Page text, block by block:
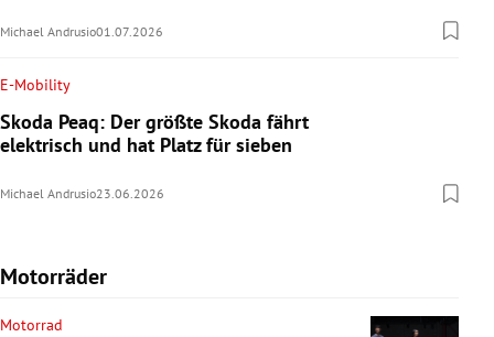
Michael Andrusio01.07.2026
E-Mobility
Skoda Peaq: Der größte Skoda fährt
elektrisch und hat Platz für sieben
Michael Andrusio23.06.2026
Motorräder
Motorrad